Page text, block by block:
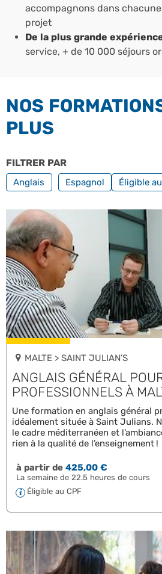
accompagnons dans
projet
De la plus grande
service, + de 10 000 séjours
NOS
PLUS
FILTRER PAR
Anglais Espagnol Éligible
MALTE > SAINT JULIAN’S
ANGLAIS GÉNÉRAL
PROFESSIONNELS À
Une formation en anglais général
idéalement située à Saint Julians.
le cadre méditerranéen et
rien à la qualité de l’enseignement !
à partir de425,00 €
La semaine de 22.5 heures de cours
Éligible au CPF